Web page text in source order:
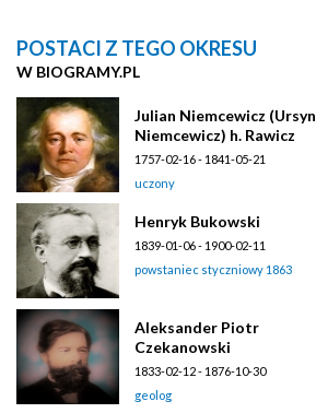
POSTACI Z TEGO OKRESU
W BIOGRAMY.PL
Julian Niemcewicz (Ursyn
Niemcewicz) h. Rawicz
1757-02-16 - 1841-05-21
uczony
Henryk Bukowski
1839-01-06 - 1900-02-11
powstaniec styczniowy 1863
Aleksander Piotr
Czekanowski
1833-02-12 - 1876-10-30
geolog